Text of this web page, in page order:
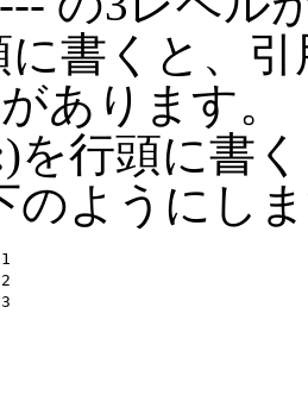
に書くと、
あります。
を行頭に書
のようにし